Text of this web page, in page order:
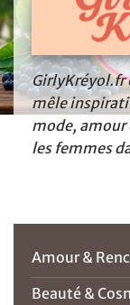
GirlyKréyol.fr
mêle
mode,
les femmes
Amour &
Beauté &